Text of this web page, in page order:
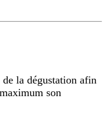
la dégustation afin
son